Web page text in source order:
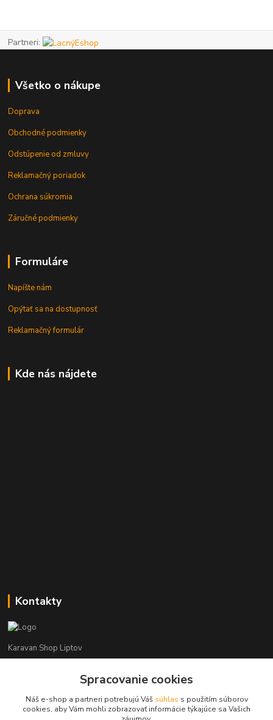
Partneri:
Všetko o nákupe
Doprava
Obchodné podmienky
Odstúpenie od zmluvy
Reklamačný poriadok
Ochrana súkromia
Záručné podmienky
Formuláre
Napíšte nám
Opýtať sa na dostupnosť
Reklamačný formulár
Kde nás nájdete
Kontakty
Karavan Shop Liptov
+421 903 626 885
info@karavanshopliptov.sk
Spracovanie cookies
Náš e-shop a partneri potrebujú Váš súhlas s použitím súborov
cookies, aby Vám mohli zobrazovať informácie týkajúce sa Vašich